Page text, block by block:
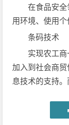
在食品安
用环境、使用个
条码技术
实现农工
加入到社会商
息技术的支持